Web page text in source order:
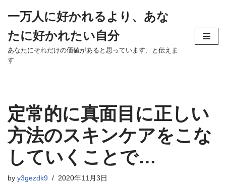
to
content
一万人に好かれるより、あな
たに好かれたい自分
あなたにそれだけの価値があると思っています、と伝えま
す
定常的に真面目に正しい
方法のスキンケアをこな
していくことで…
by y3gezdk9 2020年11月3日